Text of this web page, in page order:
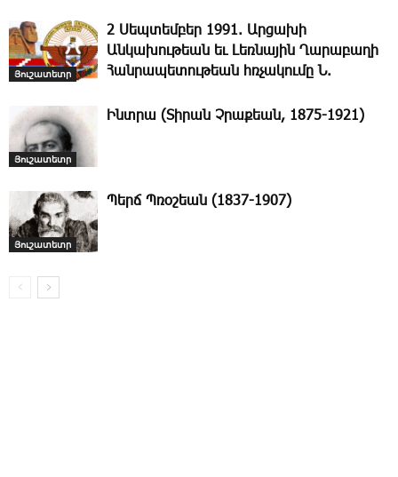
Յուշատետր
2 Սեպտեմբեր 1991. Արցախի
Անկախութեան եւ Լեռնային Ղարաբաղի
Հանրապետութեան հռչակումը Ն.
Յուշատետր
Ինտրա (Տիրան Չրաքեան, 1875-1921)
Յուշատետր
Պերճ Պռօշեան (1837-1907)